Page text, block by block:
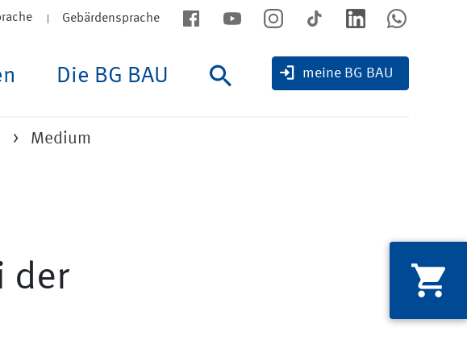
Gebärdensprache
Die BG BAU Suche meine BG BAU
Medium
der